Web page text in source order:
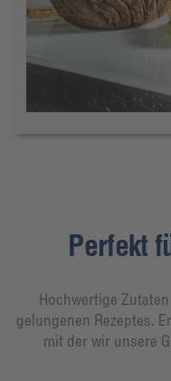
Perfekt
Hochwertige
gelungenen Rezeptes.
mit der wir unsere